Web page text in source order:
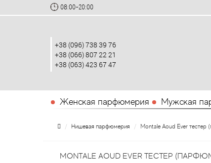
08:00-20:00
+38 (096) 738 39 76
+38 (066) 807 22 21
+38 (063) 423 67 47
Женская парфюмерия Мужская
Нишевая парфюмерия Montale Aoud Ever
MONTALE AOUD EVER ТЕСТЕР